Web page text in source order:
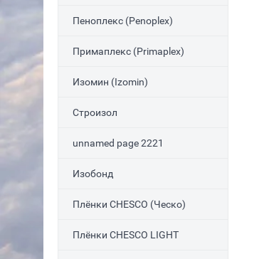
Пеноплекс (Penoplex)
Примаплекс (Primaplex)
Изомин (Izomin)
Строизол
unnamed page 2221
Изобонд
Плёнки CHESCO (Ческо)
Плёнки CHESCO LIGHT